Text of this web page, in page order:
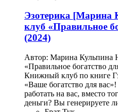
Эзотерика [Марина
клуб «Правильное
(2024)
Автор: Марина Кульпина
«Правильное богатство
Книжный клуб по книге
«Ваше богатство для
работать на вас, вместо
деньги? Вы генерируете